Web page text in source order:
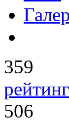
359
рейтинг
506